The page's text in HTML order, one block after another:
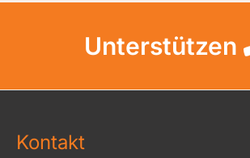
Unterstützen
Kontakt